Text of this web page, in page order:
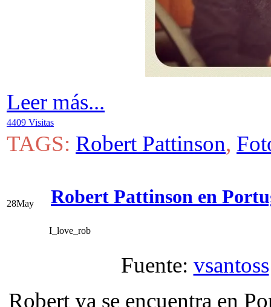
Leer más...
4409 Visitas
TAGS: Robert Pattinson,
28May Robert Pattinson en
I_love_rob
Fuente: vsantoss
Robert ya se encuentra en